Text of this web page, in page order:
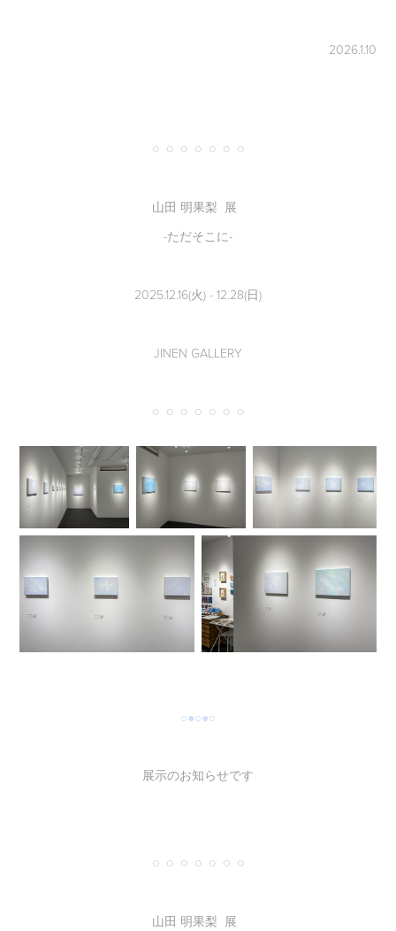
2026.1.10
◌ ◌ ◌ ◌ ◌ ◌ ◌
山田 明果梨 展
-ただそこに-
2025.12.16(火) - 12.28(日)
JINEN GALLERY
◌ ◌ ◌ ◌ ◌ ◌ ◌
○●○●○
展示のお知らせです
◌ ◌ ◌ ◌ ◌ ◌ ◌
山田 明果梨 展